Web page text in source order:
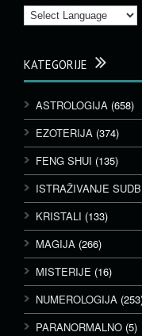
KATEGORIJE
ASTROLOGIJA (658)
EZOTERIJA (374)
FENG SHUI (135)
ISTRAŽIVANJE
KRISTALI (133)
MAGIJA (266)
MISTERIJE (16)
NUMEROLOGIJA
PARANORMALNO (5)